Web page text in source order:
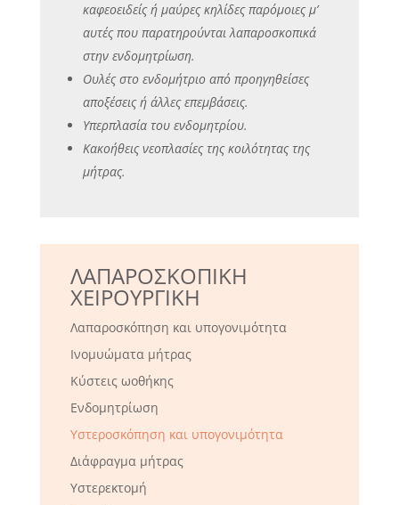
καφεοειδείς ή μαύρες κηλίδες παρόμοιες μ’
αυτές που παρατηρούνται λαπαροσκοπικά
στην ενδομητρίωση.
Ουλές στο ενδομήτριο από προηγηθείσες
αποξέσεις ή άλλες επεμβάσεις.
Υπερπλασία του ενδομητρίου.
Κακοήθεις νεοπλασίες της κοιλότητας της
μήτρας.
ΛΑΠΑΡΟΣΚΟΠΙΚΗ
ΧΕΙΡΟΥΡΓΙΚΗ
Λαπαροσκόπηση και υπογονιμότητα
Ινομυώματα μήτρας
Κύστεις ωοθήκης
Ενδομητρίωση
Υστεροσκόπηση και υπογονιμότητα
Διάφραγμα μήτρας
Υστερεκτομή